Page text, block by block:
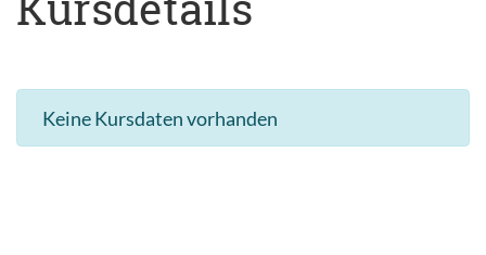
Keine Kursdaten vorhanden